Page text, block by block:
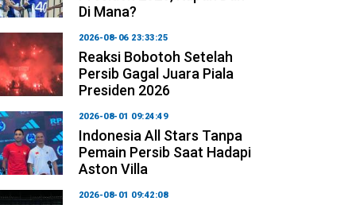
Di Mana?
2026-08-06 23:33:25
Reaksi Bobotoh Setelah
Persib Gagal Juara Piala
Presiden 2026
2026-08-01 09:24:49
Indonesia All Stars Tanpa
Pemain Persib Saat Hadapi
Aston Villa
2026-08-01 09:42:08